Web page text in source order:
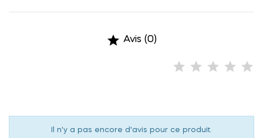
 Avis (0)
Il n'y a pas encore d'avis pour ce produit.